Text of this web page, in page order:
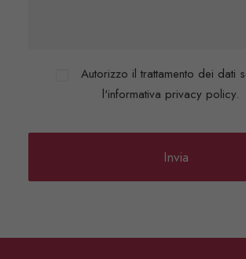
Autorizzo il trattamento dei dati
l'informativa privacy policy.